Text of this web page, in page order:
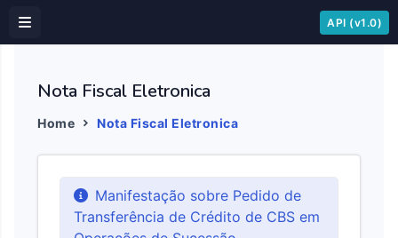
API (v1.0)
Nota Fiscal Eletronica
Home Nota Fiscal Eletronica
Manifestação sobre Pedido de
Transferência de Crédito de CBS em